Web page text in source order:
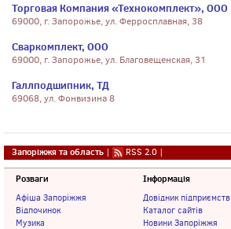
Торговая Компания «Технокомплект», ООО
69000, г. Запорожье, ул. Ферросплавная, 38
Сваркомплект, ООО
69000, г. Запорожье, ул. Благовещенская, 31
Галлподшипник, ТД
69068, ул. Фонвизина 8
Запоріжжя та область | RSS 2.0 |
Розваги
Афіша Запоріжжя
Відпочинок
Музика
Інформація
Довідник підприємств
Каталог сайтів
Новини Запоріжжя